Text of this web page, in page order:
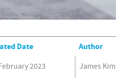
Date Author
2023 James Kim